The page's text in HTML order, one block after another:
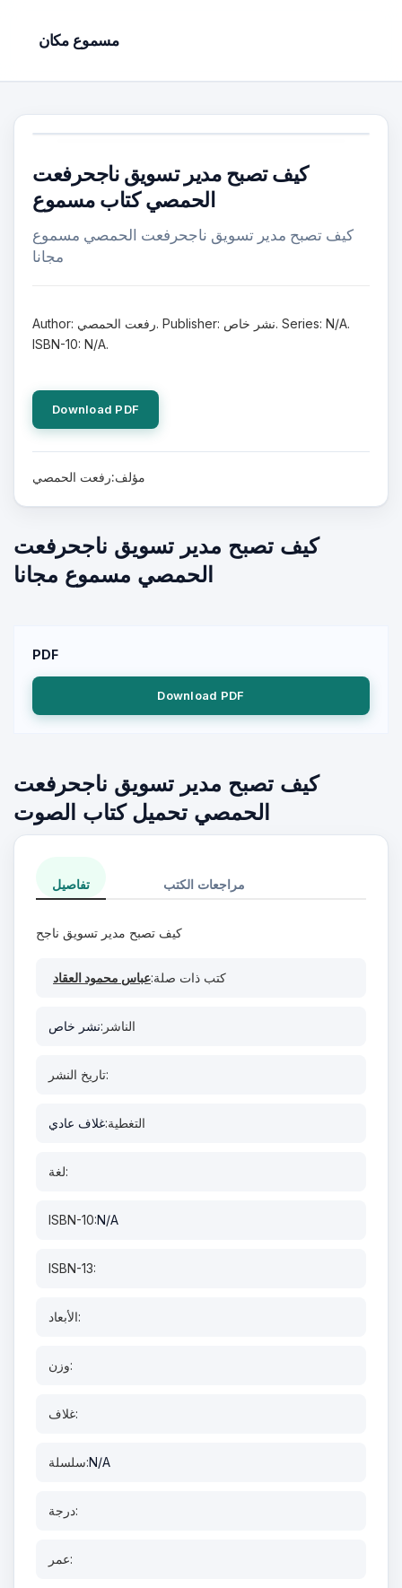
مسموع مكان
كيف تصبح مدير تسويق ناجحرفعت
الحمصي كتاب مسموع
كيف تصبح مدير تسويق ناجحرفعت الحمصي مسموع
مجانا
Author: رفعت الحمصي. Publisher: نشر خاص. Series: N/A.
ISBN-10: N/A.
Download PDF
مؤلف:رفعت الحمصي
كيف تصبح مدير تسويق ناجحرفعت
الحمصي مسموع مجانا
PDF
Download PDF
كيف تصبح مدير تسويق ناجحرفعت
الحمصي تحميل كتاب الصوت
تفاصيل مراجعات الكتب
كيف تصبح مدير تسويق ناجح
كتب ذات صلة:عباس محمود العقاد
الناشر:نشر خاص
تاريخ النشر:
التغطية:غلاف عادي
لغة:
ISBN-10:N/A
ISBN-13:
الأبعاد:
وزن:
غلاف:
سلسلة:N/A
درجة:
عمر: